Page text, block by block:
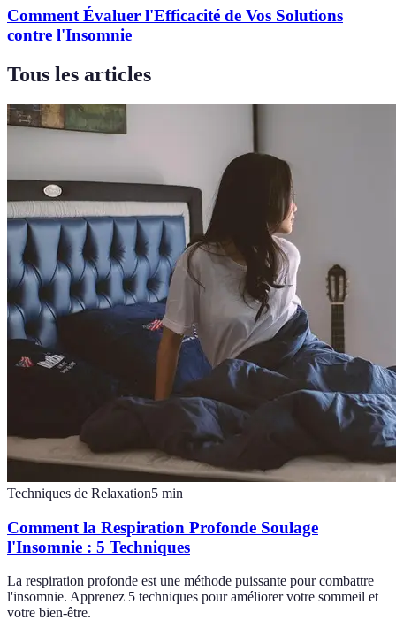
Comment Évaluer l'Efficacité de Vos Solutions
contre l'Insomnie
Tous les articles
Techniques de Relaxation5 min
Comment la Respiration Profonde Soulage
l'Insomnie : 5 Techniques
La respiration profonde est une méthode puissante pour combattre
l'insomnie. Apprenez 5 techniques pour améliorer votre sommeil et
votre bien-être.